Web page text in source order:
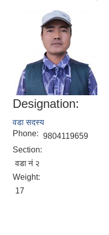
Designation:
वडा सदस्य
Phone: 9804119659
Section:
वडा नं २
Weight:
17